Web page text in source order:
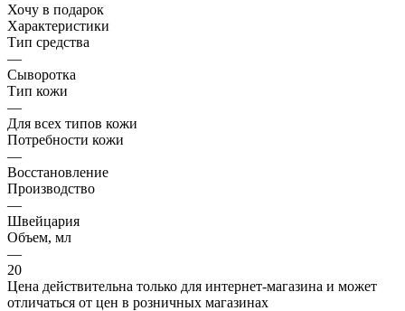
Хочу в подарок
Характеристики
Тип средства
—
Сыворотка
Тип кожи
—
Для всех типов кожи
Потребности кожи
—
Восстановление
Производство
—
Швейцария
Объем, мл
—
20
Цена действительна только для интернет-магазина и может
отличаться от цен в розничных магазинах